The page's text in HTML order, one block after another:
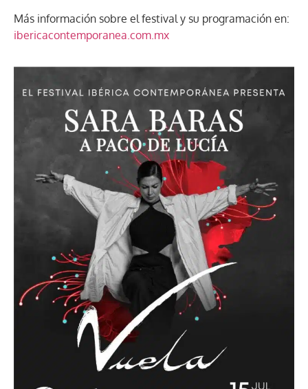
Más información sobre el festival y su programación en:
ibericacontemporanea.com.mx